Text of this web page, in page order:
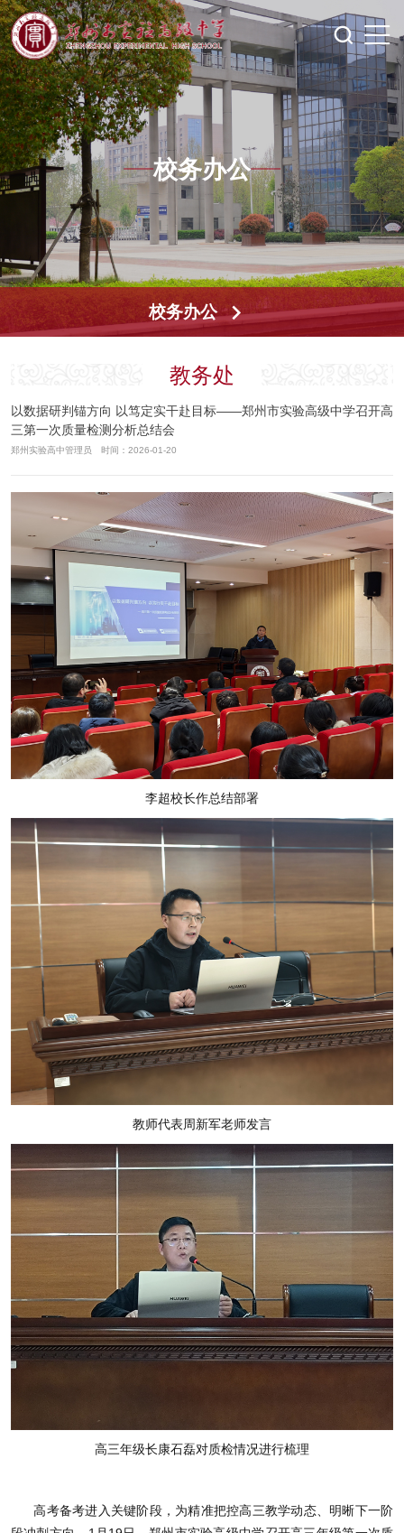
校务办公
校务办公
教务处
以数据研判锚方向 以笃定实干赴目标——郑州市实验高级中学召开高
三第一次质量检测分析总结会
郑州实验高中管理员 时间：2026-01-20
李超校长作总结部署
教师代表周新军老师发言
高三年级长康石磊对质检情况进行梳理
高考备考进入关键阶段，为精准把控高三教学动态、明晰下一阶